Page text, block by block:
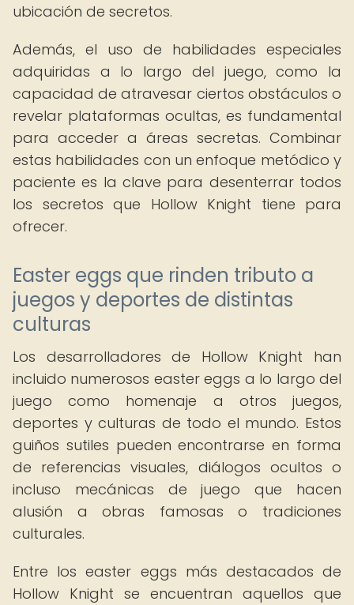
ubicación de secretos.
Además, el uso de habilidades especiales
adquiridas a lo largo del juego, como la
capacidad de atravesar ciertos obstáculos o
revelar plataformas ocultas, es fundamental
para acceder a áreas secretas. Combinar
estas habilidades con un enfoque metódico y
paciente es la clave para desenterrar todos
los secretos que Hollow Knight tiene para
ofrecer.
Easter eggs que rinden tributo a
juegos y deportes de distintas
culturas
Los desarrolladores de Hollow Knight han
incluido numerosos easter eggs a lo largo del
juego como homenaje a otros juegos,
deportes y culturas de todo el mundo. Estos
guiños sutiles pueden encontrarse en forma
de referencias visuales, diálogos ocultos o
incluso mecánicas de juego que hacen
alusión a obras famosas o tradiciones
culturales.
Entre los easter eggs más destacados de
Hollow Knight se encuentran aquellos que